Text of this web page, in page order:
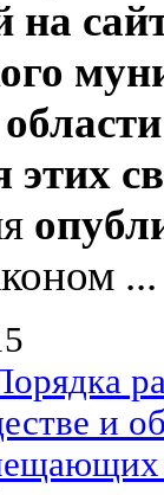
на
этих
...
и